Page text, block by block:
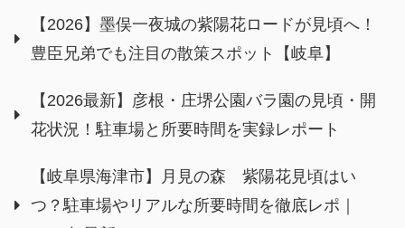
【2026】墨俣一夜城の紫陽花ロードが見頃へ！
豊臣兄弟でも注目の散策スポット【岐阜】
【2026最新】彦根・庄堺公園バラ園の見頃・開
花状況！駐車場と所要時間を実録レポート
【岐阜県海津市】月見の森 紫陽花見頃はい
つ？駐車場やリアルな所要時間を徹底レポ｜